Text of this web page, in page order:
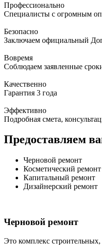
Профессионально
Специалисты с огромным
Безопасно
Заключаем официальный
Вовремя
Соблюдаем заявленные
Качественно
Гарантия 3 года
Эффективно
Подробная смета,
Предоставляем
Черновой ремонт
Косметический ремонт
Капитальный ремонт
Дизайнерский ремонт
Черновой ремонт
Это комплекс